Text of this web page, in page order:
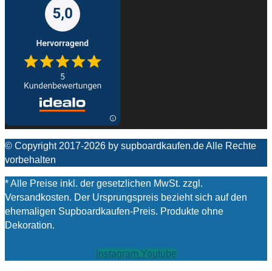
© Copyright 2017-2026 by supboardkaufen.de Alle Rechte
vorbehalten
* Alle Preise inkl. der gesetzlichen MwSt. zzgl.
Versandkosten. Der Ursprungspreis bezieht sich auf den
ehemaligen Supboardkaufen-Preis. Produkte ohne
Dekoration.
Instagram Youtube